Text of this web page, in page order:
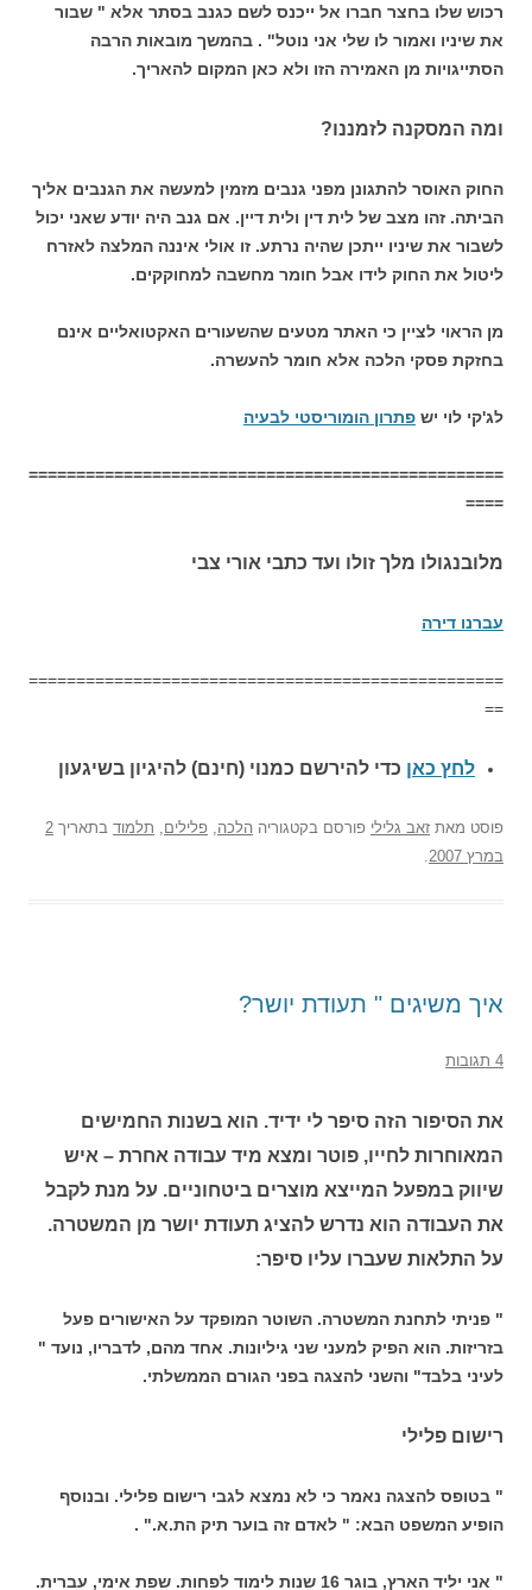
רכוש שלו בחצר חברו אל ייכנס לשם כגנב בסתר אלא " שבור
את שיניו ואמור לו שלי אני נוטל" . בהמשך מובאות הרבה
הסתייגויות מן האמירה הזו ולא כאן המקום להאריך.
ומה המסקנה לזמננו?
החוק האוסר להתגונן מפני גנבים מזמין למעשה את הגנבים אליך
הביתה. זהו מצב של לית דין ולית דיין. אם גנב היה יודע שאני יכול
לשבור את שיניו ייתכן שהיה נרתע. זו אולי איננה המלצה לאזרח
ליטול את החוק לידו אבל חומר מחשבה למחוקקים.
מן הראוי לציין כי האתר מטעים שהשעורים האקטואליים אינם
בחזקת פסקי הלכה אלא חומר להעשרה.
לג'קי לוי יש פתרון הומוריסטי לבעיה
==================================================
====
מלובנגולו מלך זולו ועד כתבי אורי צבי
עברנו דירה
==================================================
==
לחץ כאן כדי להירשם כמנוי (חינם) להיגיון בשיגעון
פוסט מאת זאב גלילי פורסם בקטגוריה הלכה פלילים תלמוד בתאריך 2
במרץ 2007
איך משיגים " תעודת יושר?
4 תגובות
את הסיפור הזה סיפר לי ידיד. הוא בשנות החמישים
המאוחרות לחייו, פוטר ומצא מיד עבודה אחרת – איש
שיווק במפעל המייצא מוצרים ביטחוניים. על מנת לקבל
את העבודה הוא נדרש להציג תעודת יושר מן המשטרה.
על התלאות שעברו עליו סיפר:
" פניתי לתחנת המשטרה. השוטר המופקד על האישורים פעל
בזריזות. הוא הפיק למעני שני גיליונות. אחד מהם, לדבריו, נועד "
לעיני בלבד" והשני להצגה בפני הגורם הממשלתי.
רישום פלילי
" בטופס להצגה נאמר כי לא נמצא לגבי רישום פלילי. ובנוסף
הופיע המשפט הבא: " לאדם זה בוער תיק הת.א." .
" אני יליד הארץ, בוגר 16 שנות לימוד לפחות. שפת אימי, עברית.